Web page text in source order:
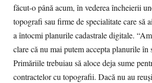
făcut-o până acum, în vederea încheierii
topografi sau firme de specialitate care să
a întocmi planurile cadastrale digitale.
clare că nu mai putem accepta planurile în
Primăriile trebuiau să aloce deja sume
contractelor cu topografii. Dacă nu au